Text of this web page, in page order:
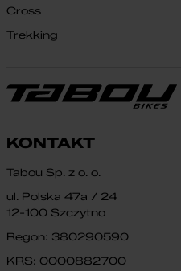
Cross
Trekking
KONTAKT
Tabou Sp. z o. o.
ul. Polska 47a / 24
12-100 Szczytno
Regon: 380290590
KRS: 0000882700